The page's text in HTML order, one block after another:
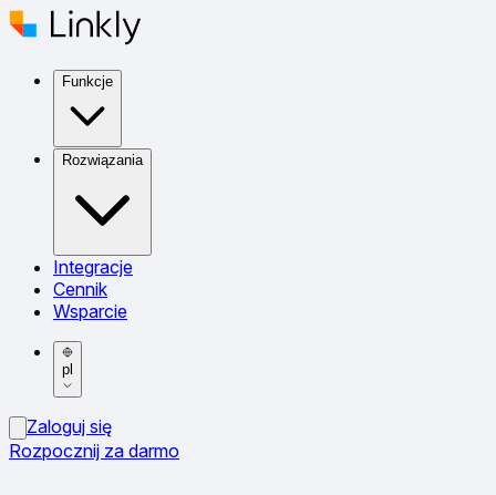
Funkcje
Rozwiązania
Integracje
Cennik
Wsparcie
pl
Zaloguj się
Rozpocznij za darmo